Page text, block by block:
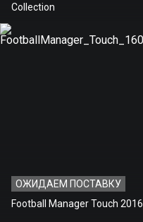
Collection
ОЖИДАЕМ ПОСТАВКУ
Football Manager Touch 2016